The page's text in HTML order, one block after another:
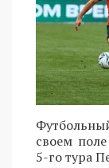
своем
5-го тура